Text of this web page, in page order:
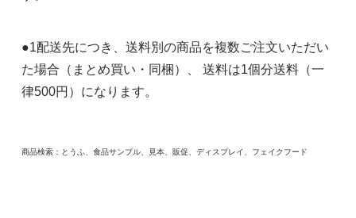
●1配送先につき、送料別の商品を複数ご注文いただい
た場合（まとめ買い・同梱）、 送料は1個分送料（一
律500円）になります。
商品検索：とうふ、食品サンプル、見本、販促、ディスプレイ、フェイクフード